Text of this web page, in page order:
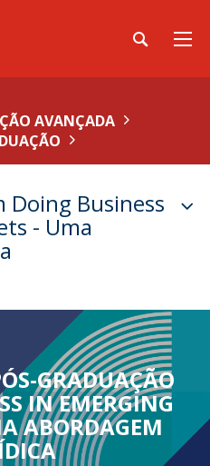
AVANÇADA
Doing Business
- Uma
GRADUAÇÃO
IN EMERGING
ABORDAGEM